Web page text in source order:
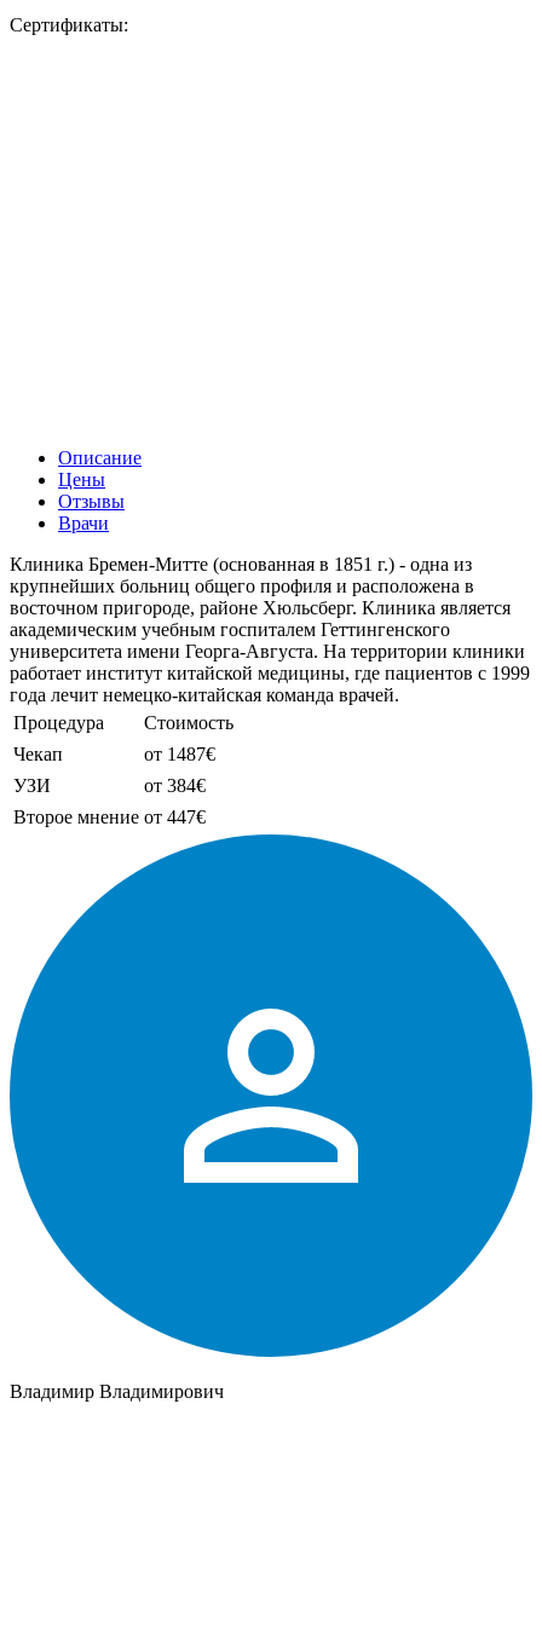
Сертификаты:
Описание
Цены
Отзывы
Врачи
Клиника Бремен-Митте (основанная в 1851 г.) - одна из
крупнейших больниц общего профиля и расположена в
восточном пригороде, районе Хюльсберг. Клиника является
академическим учебным госпиталем Геттингенского
университета имени Георга-Августа. На территории клиники
работает институт китайской медицины, где пациентов с 1999
года лечит немецко-китайская команда врачей.
Процедура
Стоимость
Чекап
от 1487€
УЗИ
от 384€
Второе мнение от 447€
Владимир Владимирович